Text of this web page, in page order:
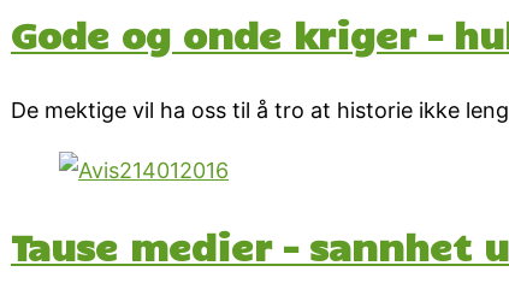
Gode og onde kriger –
De mektige vil ha oss til å tro at historie ikke
Tause medier – sannhet